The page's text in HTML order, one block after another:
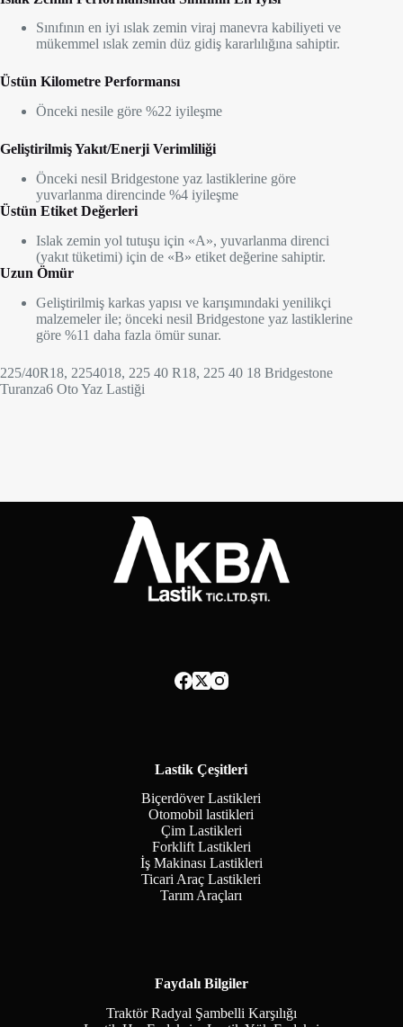
Sınıfının en iyi ıslak zemin viraj manevra kabiliyeti ve
mükemmel ıslak zemin düz gidiş kararlılığına sahiptir.
Üstün Kilometre Performansı
Önceki nesile göre %22 iyileşme
Geliştirilmiş Yakıt/Enerji Verimliliği
Önceki nesil Bridgestone yaz lastiklerine göre
yuvarlanma direncinde %4 iyileşme
Üstün Etiket Değerleri
Islak zemin yol tutuşu için «A», yuvarlanma direnci
(yakıt tüketimi) için de «B» etiket değerine sahiptir.
Uzun Ömür
Geliştirilmiş karkas yapısı ve karışımındaki yenilikçi
malzemeler ile; önceki nesil Bridgestone yaz lastiklerine
göre %11 daha fazla ömür sunar.
225/40R18, 2254018, 225 40 R18, 225 40 18 Bridgestone
Turanza6 Oto Yaz Lastiği
Lastik Çeşitleri
Biçerdöver Lastikleri
Otomobil lastikleri
Çim Lastikleri
Forklift Lastikleri
İş Makinası Lastikleri
Ticari Araç Lastikleri
Tarım Araçları
Faydalı Bilgiler
Traktör Radyal Şambelli Karşılığı